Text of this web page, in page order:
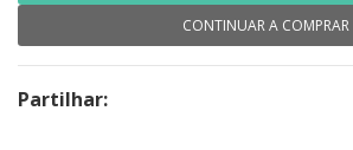
CONTINUAR A COMPRAR
Partilhar: